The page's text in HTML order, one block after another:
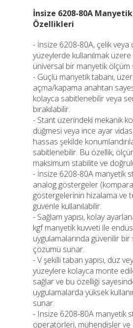
İnsize 6208-80A
Özellikleri
- İnsize 6208-80A, çelik veya
yüzeylerde kullanılmak
üniversal bir manyetik ölçüm
- Güçlü manyetik tabanı,
açma/kapama anahtarı
kolayca sabitlenebilir veya
bırakılabilir.
- Stant üzerindeki mekanik
düğmesi veya ince ayar
hassas şekilde
sabitlenebilir. Bu özellik,
maksimum stabilite ve
- İnsize 6208-80A manyetik
analog göstergeler
göstergelerinin hizalama ve
güvenle kullanılabilir.
- Sağlam yapısı, kolay
kgf manyetik kuvveti ile
uygulamalarında güvenilir
çözümü sunar.
- V şekilli taban yapısı, düz
yüzeylere kolayca monte
sağlar ve bu özelliği
uygulamalarda yüksek
sunar.
- Insize 6208-80A manyetik
operatörleri, mühendisler ve